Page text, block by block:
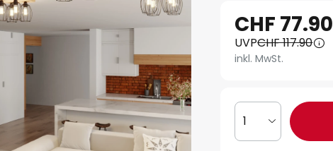
CHF 77.90
UVPCHF 117.90
inkl. MwSt.
1